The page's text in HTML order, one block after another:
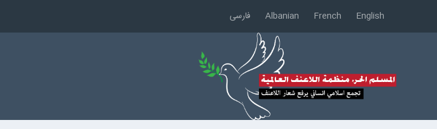
English
French
Albanian فارسی